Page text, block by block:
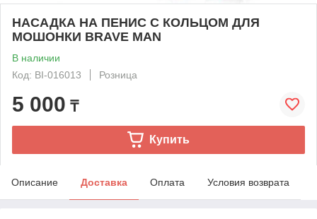
НАСАДКА НА ПЕНИС С КОЛЬЦОМ ДЛЯ
МОШОНКИ BRAVE MAN
В наличии
Код: BI-016013
Розница
5 000 ₸
Купить
Описание Доставка Оплата Условия возврата